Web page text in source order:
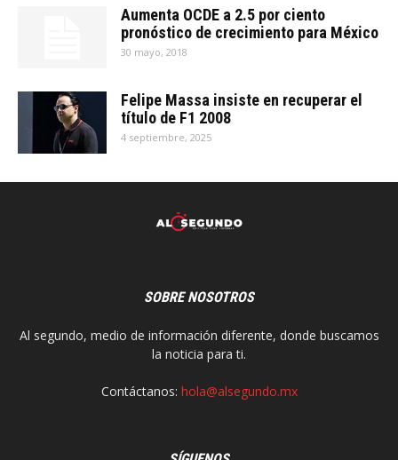
Aumenta OCDE a 2.5 por ciento
pronóstico de crecimiento para México
30 mayo, 2018
Felipe Massa insiste en recuperar el
título de F1 2008
4 septiembre, 2025
SOBRE NOSOTROS
Al segundo, medio de información diferente, donde buscamos
la noticia para ti.
Contáctanos: hola@alsegundo.mx